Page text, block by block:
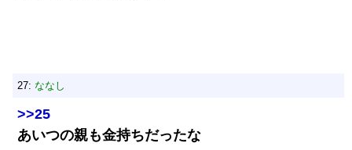
27: ななし
>>25
あいつの親も金持ちだったな